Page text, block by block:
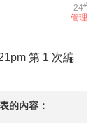
24#
管理
第 1 次編
的內容：